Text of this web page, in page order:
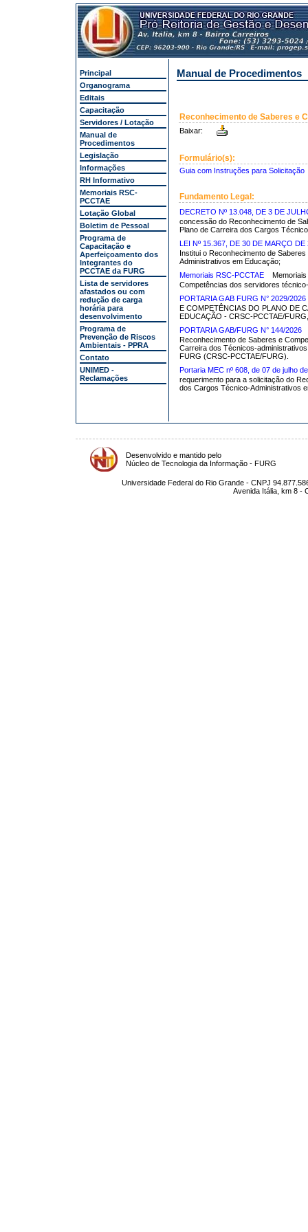
Principal
Organograma
Editais
Capacitação
Servidores / Lotação
Manual de
Procedimentos
Legislação
Informações
RH Informativo
Memoriais RSC-
PCCTAE
Lotação Global
Boletim de Pessoal
Programa de
Capacitação e
Aperfeiçoamento dos
Integrantes do
PCCTAE da FURG
Lista de servidores
afastados ou com
redução de carga
horária para
desenvolvimento
Programa de
Prevenção de Riscos
Ambientais - PPRA
Contato
UNIMED -
Reclamações
Manual de Procedimentos
Reconhecimento de Saberes e
Baixar:
Formulário(s):
Guia com Instruções para Solicitação
Fundamento Legal:
DECRETO Nº 13.048, DE 3 DE
concessão do Reconhecimento de
Plano de Carreira dos Cargos
LEI Nº 15.367, DE 30 DE MARÇO DE
Institui o Reconhecimento de
Administrativos em Educação;
Memoriais RSC-PCCTAE
Competências dos servidores
PORTARIA GAB FURG N° 2029/2026
E COMPETÊNCIAS DO PLANO DE
EDUCAÇÃO - CRSC-PCCTAE/
PORTARIA GAB/FURG N° 144/2026
Reconhecimento de Saberes e
Carreira dos Técnicos-
FURG (CRSC-PCCTAE/FURG).
Portaria MEC nº 608, de 07 de julho
requerimento para a solicitação do
dos Cargos Técnico-Administrativos
Desenvolvido e mantido pelo
Núcleo de Tecnologia da Informação - FURG
Universidade Federal do Rio Grande - CNPJ
Avenida Itália, km 8 -